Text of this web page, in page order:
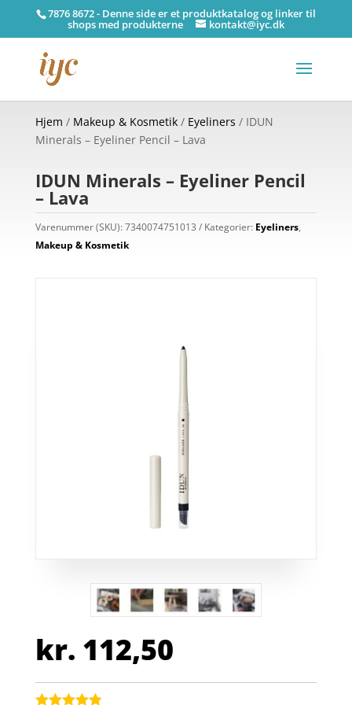
7876 8672 - Denne side er et produktkatalog og linker til
shops med produkterne kontakt@iyc.dk
Hjem / Makeup & Kosmetik/ Eyeliners / IDUN
Minerals – Eyeliner Pencil – Lava
IDUN Minerals – Eyeliner Pencil
– Lava
Varenummer (SKU):7340074751013 Kategorier: Eyeliners,
Makeup & Kosmetik
kr. 112,50